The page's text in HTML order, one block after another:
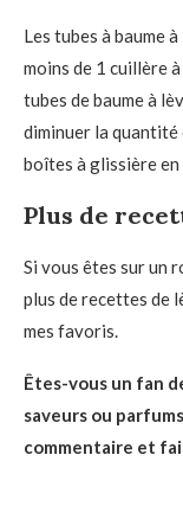
Les tubes à baume
moins de 1 cuillère
tubes de baume à
diminuer la quantité
boîtes à glissière
Plus de
Si vous êtes sur un
plus de recettes de
mes favoris.
Êtes-vous un fan
saveurs ou
commentaire et